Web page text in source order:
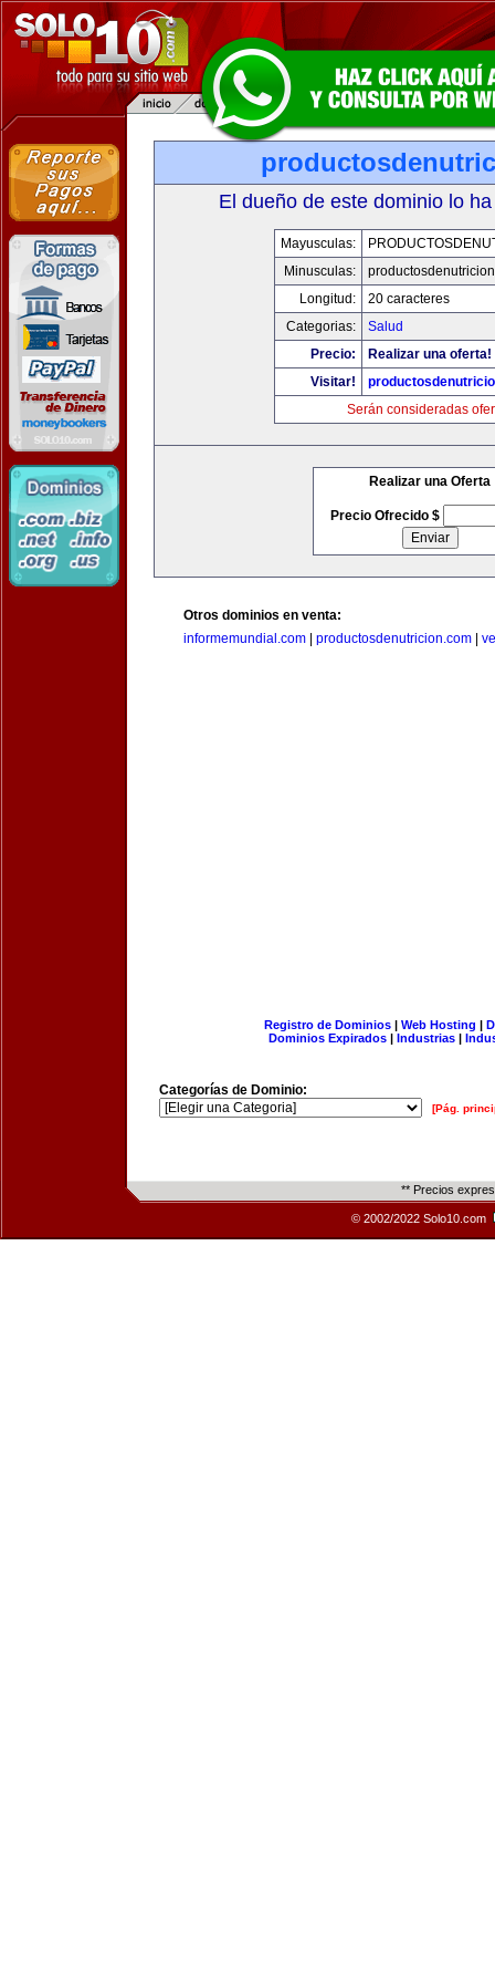
El dueño de este dominio lo
Mayusculas:
Minusculas:
Longitud:
20 caracteres
Categorias:
Salud
Precio:
Realizar una oferta!
Visitar!
Serán consideradas
Realizar una Oferta
Precio Ofrecido $
Otros dominios en venta:
informemundial.com
productosdenutricion.com
Registro de Dominios| Web Hosting |
Dominios Expirados | Industrias |
Categorías de Dominio:
[Pág.
** Precios
© 2002/2022 Solo10.com